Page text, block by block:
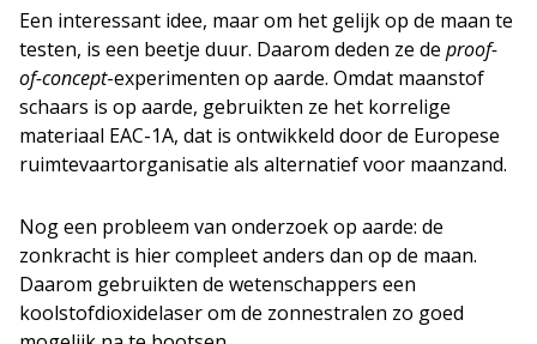
Een interessant idee, maar om het gelijk op de maan te
testen, is een beetje duur. Daarom deden ze de proof-
of-concept-experimenten op aarde. Omdat maanstof
schaars is op aarde, gebruikten ze het korrelige
materiaal EAC-1A, dat is ontwikkeld door de Europese
ruimtevaartorganisatie als alternatief voor maanzand.
Nog een probleem van onderzoek op aarde: de
zonkracht is hier compleet anders dan op de maan.
Daarom gebruikten de wetenschappers een
koolstofdioxidelaser om de zonnestralen zo goed